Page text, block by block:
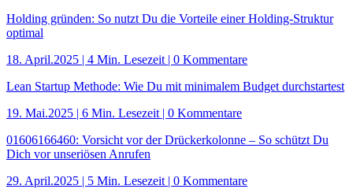
Holding gründen: So nutzt Du die Vorteile einer Holding-Struktur
optimal
18. April.2025 | 4 Min. Lesezeit| 0 Kommentare
Lean Startup Methode: Wie Du mit minimalem Budget durchstartest
19. Mai.2025 | 6 Min. Lesezeit| 0 Kommentare
01606166460: Vorsicht vor der Drückerkolonne – So schützt Du
Dich vor unseriösen Anrufen
29. April.2025 | 5 Min. Lesezeit| 0 Kommentare